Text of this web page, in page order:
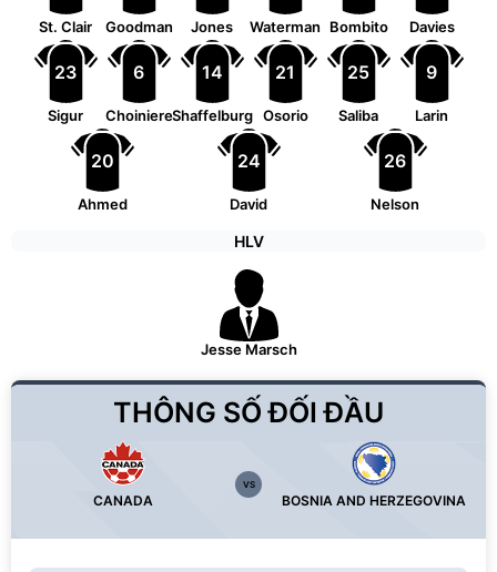
St. Clair Goodman Jones Waterman Bombito Davies
23
Sigur
6
Choiniere
14
Shaffelburg
21
Osorio
25
Saliba
9
Larin
20
Ahmed
24
David
26
Nelson
HLV
Jesse Marsch
THÔNG SỐ ĐỐI ĐẦU
CANADA
VS
BOSNIA AND HERZEGOVINA